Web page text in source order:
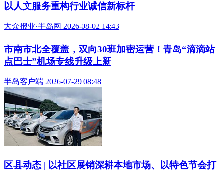
以人文服务重构行业诚信新标杆
大众报业·半岛网 2026-08-02 14:43
市南市北全覆盖，双向30班加密运营！青岛“滴滴站
点巴士”机场专线升级上新
半岛客户端 2026-07-29 08:48
区县动态 | 以社区展销深耕本地市场、以特色节会打